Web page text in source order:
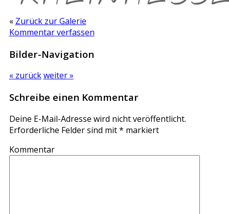
« Zurück zur Galerie
Kommentar verfassen
Bilder-Navigation
« zurück weiter »
Schreibe einen Kommentar
Deine E-Mail-Adresse wird nicht veröffentlicht.
Erforderliche Felder sind mit* markiert
Kommentar